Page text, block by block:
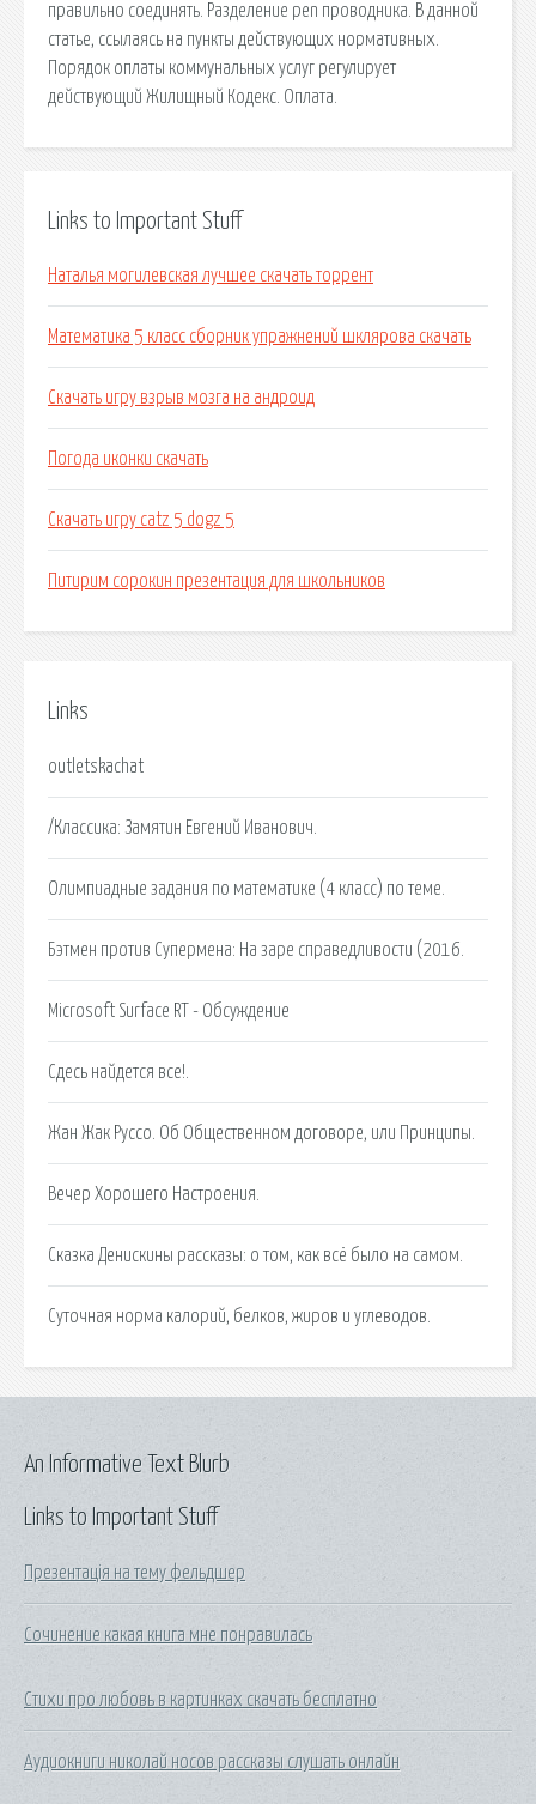
правильно соединять. Разделение pen проводника. В данной
статье, ссылаясь на пункты действующих нормативных.
Порядок оплаты коммунальных услуг регулирует
действующий Жилищный Кодекс. Оплата.
Links to Important Stuff
Наталья могилевская лучшее скачать торрент
Математика 5 класс сборник упражнений шклярова скачать
Скачать игру взрыв мозга на андроид
Погода иконки скачать
Скачать игру catz 5 dogz 5
Питирим сорокин презентация для школьников
Links
outletskachat
/Классика: Замятин Евгений Иванович.
Олимпиадные задания по математике (4 класс) по теме.
Бэтмен против Супермена: На заре справедливости (2016.
Microsoft Surface RT - Обсуждение
Сдесь найдется все!.
Жан Жак Руссо. Об Общественном договоре, или Принципы.
Вечер Хорошего Настроения.
Сказка Денискины рассказы: о том, как всё было на самом.
Суточная норма калорий, белков, жиров и углеводов.
Links to Important Stuff
Презентація на тему фельдшер
Сочинение какая книга мне понравилась
Стихи про любовь в картинках скачать бесплатно
Аудиокниги николай носов рассказы слушать онлайн
An Informative Text Blurb